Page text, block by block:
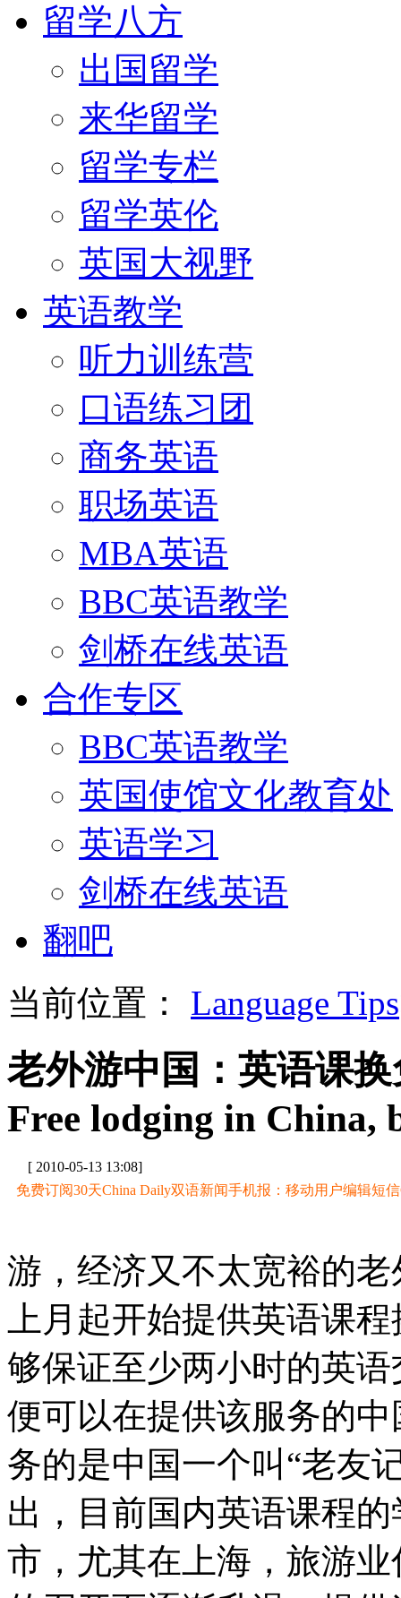
留学八方
出国留学
来华留学
留学专栏
留学英伦
英国大视野
英语教学
听力训练营
口语练习团
商务英语
职场英语
MBA英语
BBC英语教学
剑桥在线英语
合作专区
BBC英语教学
英国使馆文化教育处
英语学习
剑桥在线英语
翻吧
当前位置： Language Tips
老外游中国：英语课
Free lodging in China,
[ 2010-05-13 13:08]
免费订阅30天China Daily双语新闻手机报：移动用户编辑短信
游，经济又不太宽裕的
上月起开始提供英语课
够保证至少两小时的英
便可以在提供该服务的
务的是中国一个叫“老友
出，目前国内英语课程
市，尤其在上海，旅游